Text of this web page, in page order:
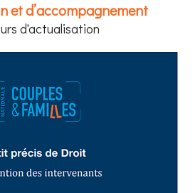
et d’accompagnement
d'actualisation